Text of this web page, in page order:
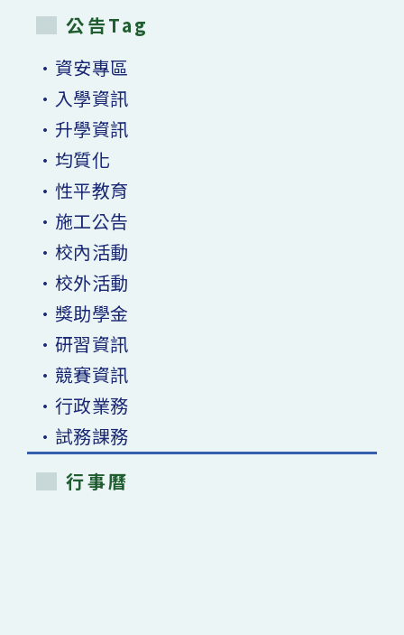
公告Tag
•資安專區
•入學資訊
•升學資訊
•均質化
•性平教育
•施工公告
•校內活動
•校外活動
•獎助學金
•研習資訊
•競賽資訊
•行政業務
•試務課務
行事曆